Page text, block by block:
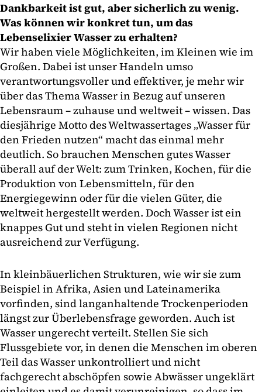
Dankbarkeit ist gut, aber sicherlich zu wenig.
Was können wir konkret tun, um das
Lebenselixier Wasser zu erhalten?
Wir haben viele Möglichkeiten, im Kleinen wie im
Großen. Dabei ist unser Handeln umso
verantwortungsvoller und effektiver, je mehr wir
über das Thema Wasser in Bezug auf unseren
Lebensraum – zuhause und weltweit – wissen. Das
diesjährige Motto des Weltwassertages „Wasser für
den Frieden nutzen“ macht das einmal mehr
deutlich. So brauchen Menschen gutes Wasser
überall auf der Welt: zum Trinken, Kochen, für die
Produktion von Lebensmitteln, für den
Energiegewinn oder für die vielen Güter, die
weltweit hergestellt werden. Doch Wasser ist ein
knappes Gut und steht in vielen Regionen nicht
ausreichend zur Verfügung.
In kleinbäuerlichen Strukturen, wie wir sie zum
Beispiel in Afrika, Asien und Lateinamerika
vorfinden, sind langanhaltende Trockenperioden
längst zur Überlebensfrage geworden. Auch ist
Wasser ungerecht verteilt. Stellen Sie sich
Flussgebiete vor, in denen die Menschen im oberen
Teil das Wasser unkontrolliert und nicht
fachgerecht abschöpfen sowie Abwässer ungeklärt